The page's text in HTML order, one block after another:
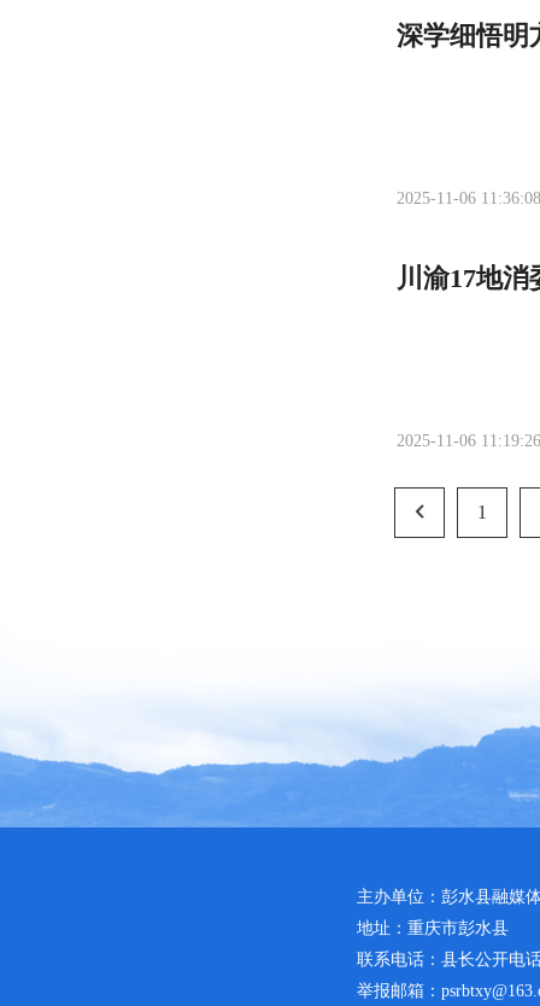
深学细悟
2025-11-06 11:36:08
川渝17地
2025-11-06 11:19:26
1
主办单位：彭水县融媒
地址：重庆市彭水县
联系电话：县长公开电
举报邮箱：